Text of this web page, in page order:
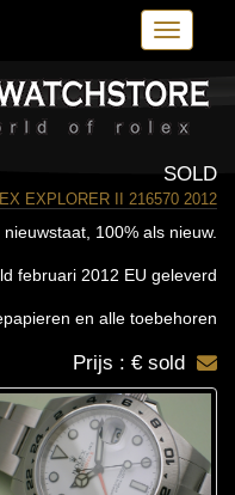
Toggle
SOLD
EXPLORER II 216570 2012
100% als nieuw.
februari 2012 EU geleverd
en alle toebehoren
Prijs : € sold